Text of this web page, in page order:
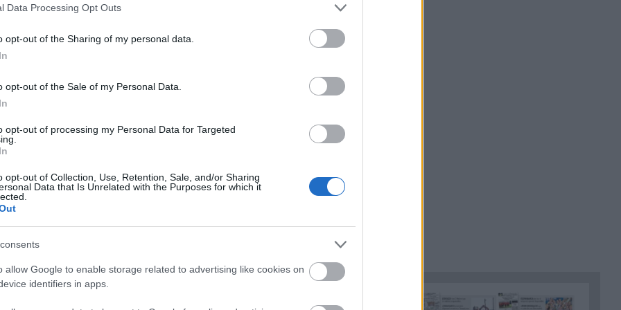
Data Processing Opt Outs
opt-out of the Sharing of my personal data.
opt-out of the Sale of my Personal Data.
opt-out of processing my Personal Data for Targeted
opt-out of Collection, Use, Retention, Sale, and/or Sharing
Data that Is Unrelated with the Purposes for which it
allow Google to enable storage related to advertising like cookies on
identifiers in apps.
σε ανοιχτή γραμμή με τον Πολίτη
παράπονα, καταγγελίες ή ιδέες για τη γειτονιά σου.
Ψάθα: Το κρίσιμο σημείο που